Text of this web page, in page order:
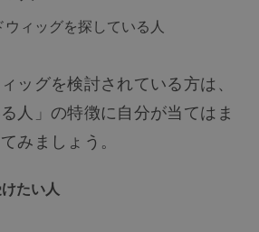
ィッグを探している人
ッグを検討されている方は、
人」の特徴に自分が当てはま
みましょう。
たい人